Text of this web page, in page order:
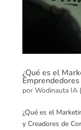
¿Qué es el
por Wodinauta IA|
¿Qué es el
y Creadores de